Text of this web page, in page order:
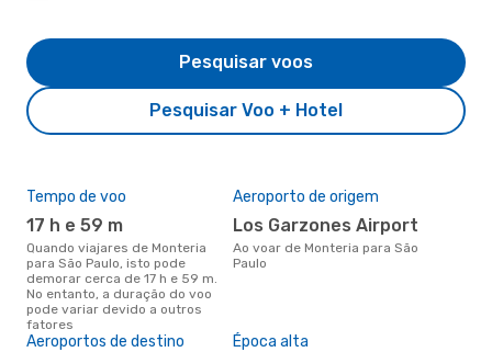
Pesquisar Voo + Hotel
Pesquisar voos
Tempo de voo
17 h e 59 m
Quando viajares de Monteria
para São Paulo, isto pode
demorar cerca de 17 h e 59 m.
No entanto, a duração do voo
pode variar devido a outros
fatores
Aeroporto de origem
Los Garzones Airport
Ao voar de Monteria para São
Paulo
Aeroportos de destino Época alta